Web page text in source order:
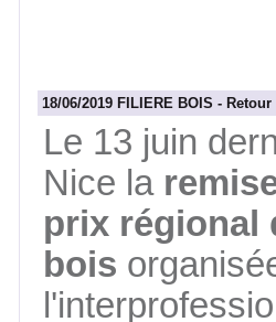
18/06/2019 FILIERE BOIS -
Le 13 juin
Nice la
prix régional
bois